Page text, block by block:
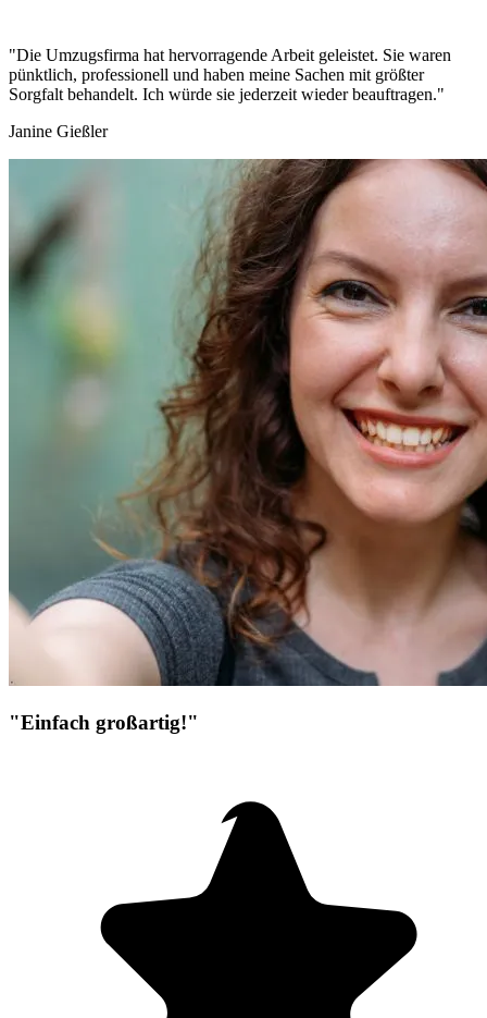
"Die Umzugsfirma hat hervorragende Arbeit geleistet. Sie waren
pünktlich, professionell und haben meine Sachen mit größter
Sorgfalt behandelt. Ich würde sie jederzeit wieder beauftragen."
Janine Gießler
"Einfach großartig!"